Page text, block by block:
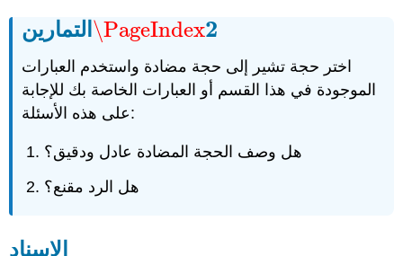
التمارين \PageIndex2
\PageIndex2
اختر حجة تشير إلى حجة مضادة واستخدم العبارات
الموجودة في هذا القسم أو العبارات الخاصة بك للإجابة
على هذه الأسئلة:
هل وصف الحجة المضادة عادل ودقيق؟
هل الرد مقنع؟
الإسناد